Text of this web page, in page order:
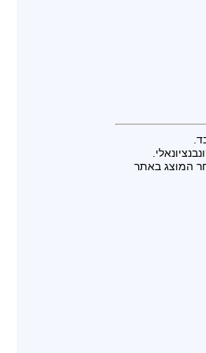
המוצג באתר